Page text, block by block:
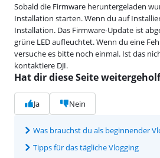
Sobald die Firmware heruntergeladen
Installation starten. Wenn du auf
Installation. Das Firmware-Update ist
grüne LED aufleuchtet. Wenn du eine
versuche es bitte noch einmal. Ist das
kontaktiere DJI.
Hat dir diese Seite
Ja Nein
Was brauchst du als beginnender
Tipps für das tägliche Vlogging